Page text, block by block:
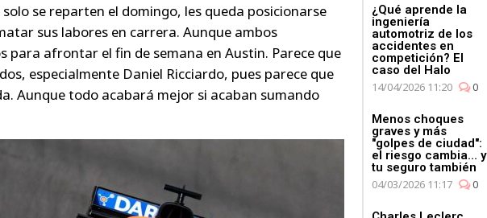
se reparten el domingo, les queda posicionarse
sus labores en carrera. Aunque ambos
para afrontar el fin de semana en Austin. Parece que
especialmente Daniel Ricciardo, pues parece que
Aunque todo acabará mejor si acaban sumando
¿Qué aprende la
ingeniería
automotriz de los
accidentes en
competición? El
caso del Halo
14/04/2026 11:20
0
Menos choques
graves y más
"golpes de ciudad":
el riesgo cambia... y
tu seguro también
04/03/2026 11:17
0